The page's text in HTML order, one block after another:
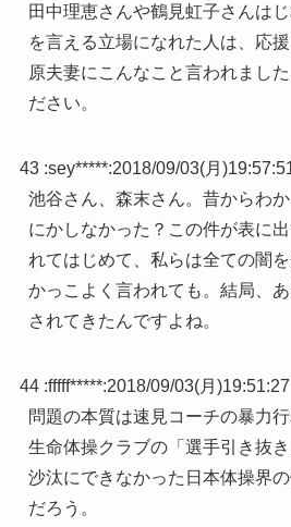
田中理恵さんや鶴見虹子さんは
を言える立場になれた人は、応
原夫妻にこんなこと言われまし
ださい。
43 :sey*****:2018/09/03(月
池谷さん、森末さん。昔からわ
にかしなかった？この件が表に
れてはじめて、私らは全ての闇
かっこよく言われても。結局、
されてきたんですよね。
44 :fffff*****:2018/09/03(月)19:51:27
問題の本質は速見コーチの暴力
生命体操クラブの「選手引き抜
沙汰にできなかった日本体操界
だろう。